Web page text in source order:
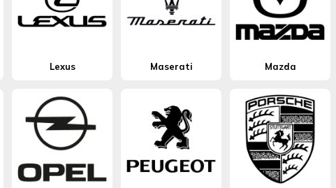
Lexus Maserati Mazda